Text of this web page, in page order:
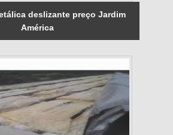
deslizante preço Jardim
América